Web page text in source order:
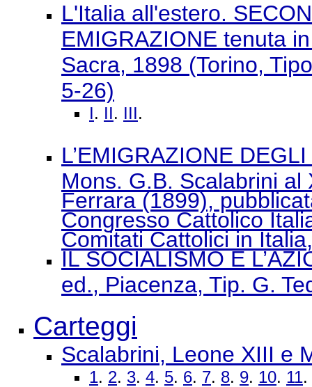
L'Italia all'estero.
EMIGRAZIONE tenuta
Sacra, 1898 (Torino,
5-26)
I. II. III.
L’EMIGRAZIONE
Mons. G.B. Scalabrini al
Ferrara (1899),
Congresso Cattolico
Comitati Cattolici in
IL SOCIALISMO E
ed., Piacenza, Tip. G.
Carteggi
Scalabrini, Leone XIII e
1. 2. 3. 4. 5. 6. 7. 8. 9. 10. 11.